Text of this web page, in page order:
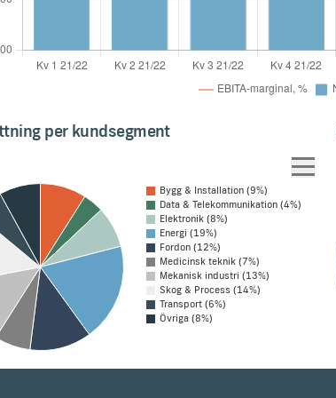
per kundsegment
Bygg & Installation (9%)
Data & Telekommunikation (4%)
Elektronik (8%)
Energi (19%)
Fordon (12%)
Medicinsk teknik (7%)
Mekanisk industri (13%)
Skog & Process (14%)
Transport (6%)
Övriga (8%)